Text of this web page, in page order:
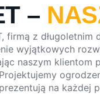
–
firmą z
wyjątkowych
naszym klientom
na każdej